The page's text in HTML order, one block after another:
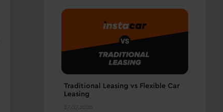
Traditional Leasing vs Flexible Car
Leasing
27.07.2026